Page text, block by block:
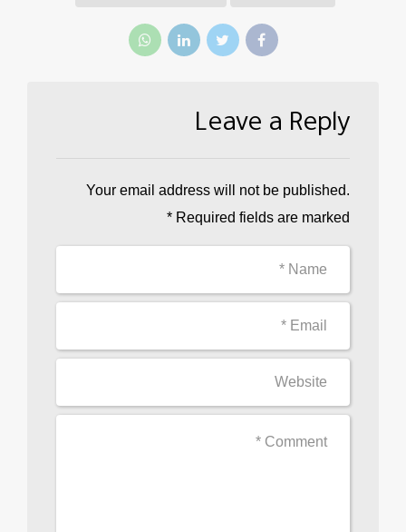
Leave a Reply
Your email address will not be published.
Required fields are marked *